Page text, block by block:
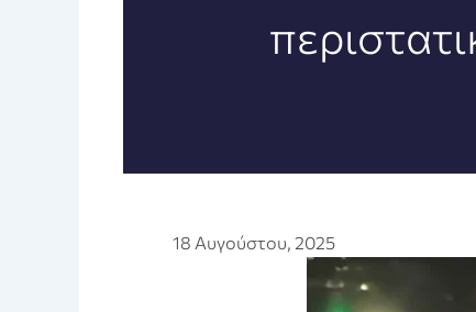
18 Αυγούστου, 2025